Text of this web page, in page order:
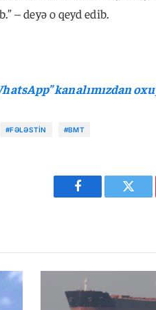
– deyə o qeyd edib.
kanalımızdan
#FƏLƏSTIN #BMT
Facebook